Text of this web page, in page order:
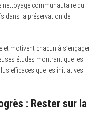
nettoyage communautaire qui
dans la préservation de
motivent chacun à s’engager
études montrant que les
efficaces que les initiatives
: Rester sur la